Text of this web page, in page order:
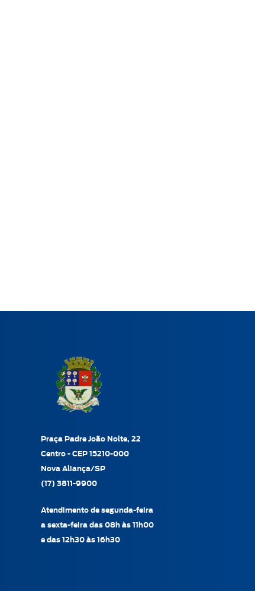
Praça Padre João Nolte, 22
Centro - CEP 15210-000
Nova Aliança/SP
(17) 3811-9900
Atendimento de segunda-feira
a sexta-feira das 08h às 11h00
e das 12h30 às 16h30